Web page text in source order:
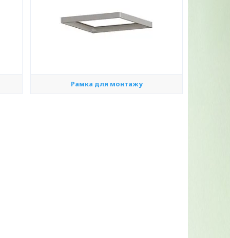
Рамка для монтажу